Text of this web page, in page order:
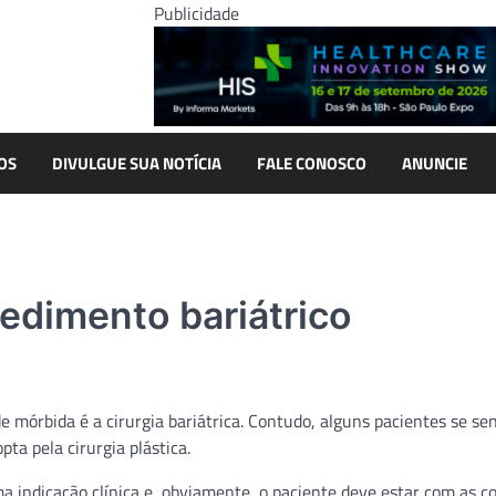
Publicidade
DIVULGUE SUA NOTÍCIA FALE CONOSCO ANUNCIE
bariátrico
mórbida é a cirurgia bariátrica. Contudo, alguns pacientes se
pela cirurgia plástica.